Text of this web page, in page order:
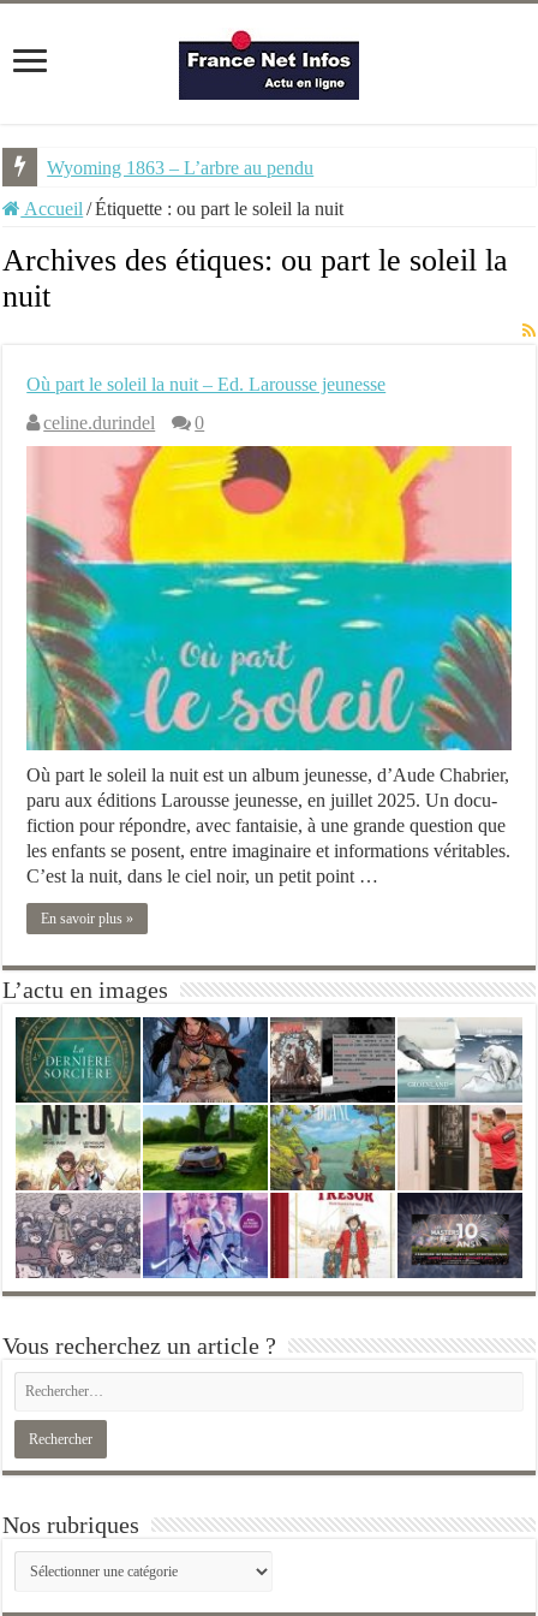
Wyoming 1863 – L’arbre au pendu
Accueil /Étiquette :ou part le soleil la nuit
Archives des étiques: ou part le soleil la
nuit
Où part le soleil la nuit – Ed. Larousse jeunesse
celine.durindel
0
Où part le soleil la nuit est un album jeunesse, d’Aude Chabrier,
paru aux éditions Larousse jeunesse, en juillet 2025. Un docu-
fiction pour répondre, avec fantaisie, à une grande question que
les enfants se posent, entre imaginaire et informations véritables.
C’est la nuit, dans le ciel noir, un petit point …
En savoir plus »
L’actu en images
Vous recherchez un article ?
Nos rubriques
Nos
rubriques